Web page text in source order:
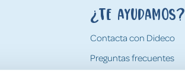
¿Te ayudamos?
Contacta con Dideco
Preguntas frecuentes